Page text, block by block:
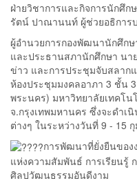
ฝ่ายวิชาการและกิจการนักศึ
รัตน์ ปาณานนท์ ผู้ช่วยอธิการ
ผู้อำนวยการกองพัฒนานักศึก
และประธานสภานักศึกษา นา
ข่าว และการประชุมจับสลาก
ห้องประชุมมงคลอาภา 3 ชั้น
พระนคร) มหาวิทยาลัยเทคโ
จ.กรุงเทพมหานคร ซึ่งจะดำ
ต่างๆ ในระหว่างวันที่ 9 - 15
การพัฒนาที่ยั่งยืนของ
แห่งความสัมพันธ์ การเรียนรู้
ศิลปวัฒนธรรมอันดีงาม